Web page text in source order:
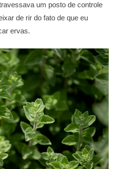
um posto de controle
de rir do fato de que eu
ervas.